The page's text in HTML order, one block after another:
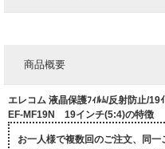
商品概要
エレコム 液晶保護ﾌｨﾙﾑ/反射防止/19
EF-MF19N 19インチ(5:4)の特徴
お一人様で複数回のご注文、同